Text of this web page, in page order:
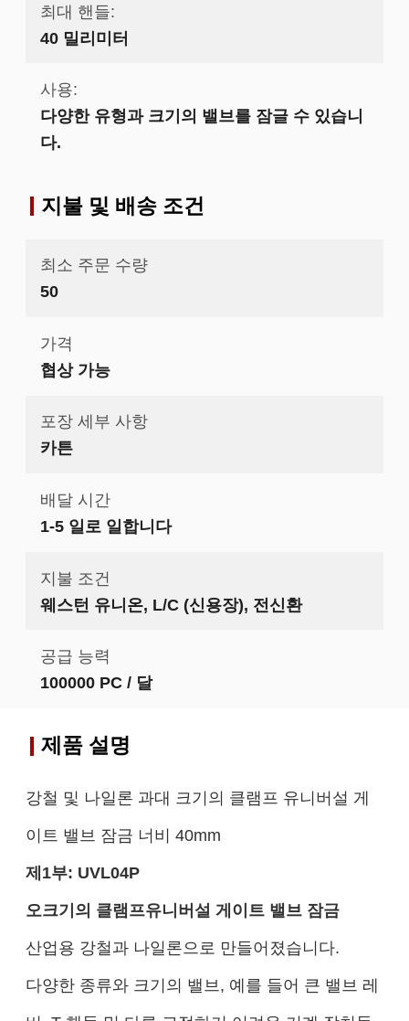
최대 핸들:
40 밀리미터
사용:
다양한 유형과 크기의 밸브를 잠글 수 있습니
다.
지불 및 배송 조건
최소 주문 수량
50
가격
협상 가능
포장 세부 사항
카튼
배달 시간
1-5 일로 일합니다
지불 조건
웨스턴 유니온, L/C (신용장), 전신환
공급 능력
100000 PC / 달
제품 설명
강철 및 나일론 과대 크기의 클램프 유니버설 게
이트 밸브 잠금 너비 40mm
제1부: UVL04P
오크기의 클램프유니버설 게이트 밸브 잠금
산업용 강철과 나일론으로 만들어졌습니다.
다양한 종류와 크기의 밸브, 예를 들어 큰 밸브 레